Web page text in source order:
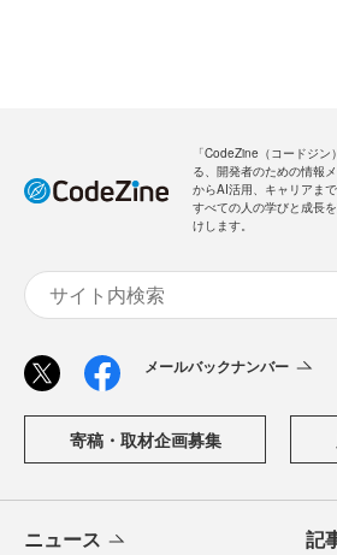
「CodeZine（コードジ
る、開発者のための情報
からAI活用、キャリアま
すべての人の学びと成長
けします。
メールバックナンバー
寄稿・取材企画募集
ニュース 記